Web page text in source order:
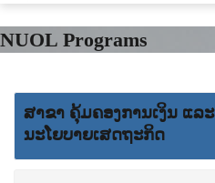
NUOL Programs
ສາຂາ ຄຸ້ມຄອງການເງິນ ແລະ
ນະໂຍບາຍເສດຖະກິດ